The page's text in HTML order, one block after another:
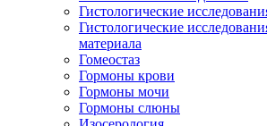
Гистологические
Гистологические
материала
Гомеостаз
Гормоны крови
Гормоны мочи
Гормоны слюны